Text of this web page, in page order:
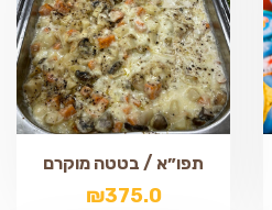
תפו״א / בטטה מוקרם
₪375.0